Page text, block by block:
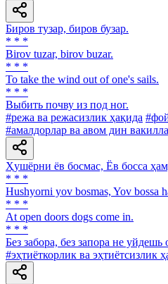
Биров тузар, биров бузар.
* * *
Birov tuzar, birov buzar.
* * *
To take the wind out of one's sails.
* * *
Выбить почву из под ног.
#режа ва режасизлик ҳақида
#амалдорлар ва авом дин
Ҳушёрни ёв босмас, Ёв босса
* * *
Hushyorni yov bosmas, Yov bossa
* * *
At open doors dogs come in.
* * *
Без забора, без запора не уйдешь
#эҳтиёткорлик ва эҳтиётсизлик